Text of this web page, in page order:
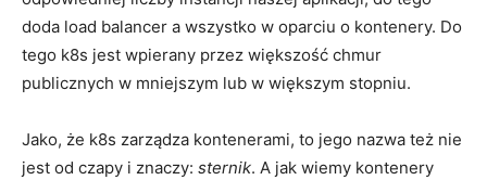
doda load balancer a wszystko w oparciu o kontenery. Do
tego k8s jest wpierany przez większość chmur
publicznych w mniejszym lub w większym stopniu.
Jako, że k8s zarządza kontenerami, to jego nazwa też nie
jest od czapy i znaczy: sternik. A jak wiemy kontenery